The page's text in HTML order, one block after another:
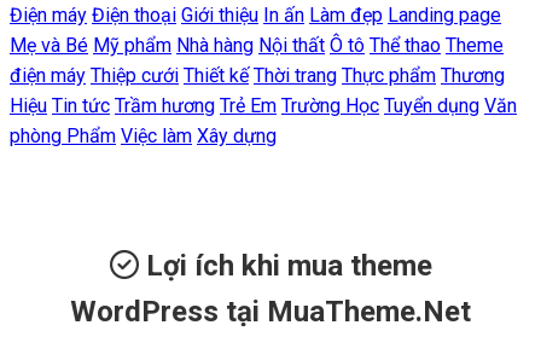
Điện máy Điện thoại Giới thiệu In ấn Làm đẹp Landing page
Mẹ và Bé Mỹ phẩm Nhà hàng Nội thất Ô tô Thể thao Theme
điện máy Thiệp cưới Thiết kế Thời trang Thực phẩm Thương
Hiệu Tin tức Trầm hương Trẻ Em Trường Học Tuyển dụng Văn
phòng Phẩm Việc làm Xây dựng
Lợi ích khi mua theme
WordPress tại MuaTheme.Net